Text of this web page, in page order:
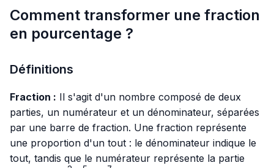
Comment transformer une fraction
en pourcentage ?
Définitions
Fraction : Il s'agit d'un nombre composé de deux
parties, un numérateur et un dénominateur, séparées
par une barre de fraction. Une fraction représente
une proportion d'un tout : le dénominateur indique le
tout, tandis que le numérateur représente la partie